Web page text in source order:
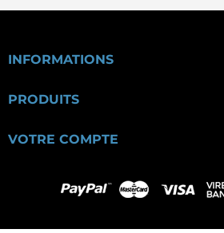
INFORMATIONS
PRODUITS
VOTRE COMPTE